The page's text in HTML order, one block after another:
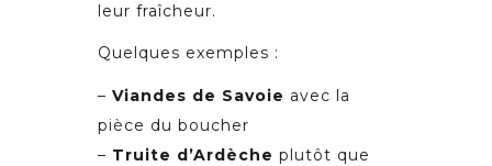
leur fraîcheur.
Quelques exemples :
– Viandes de Savoie avec la
pièce du boucher
– Truite d’Ardèche plutôt que